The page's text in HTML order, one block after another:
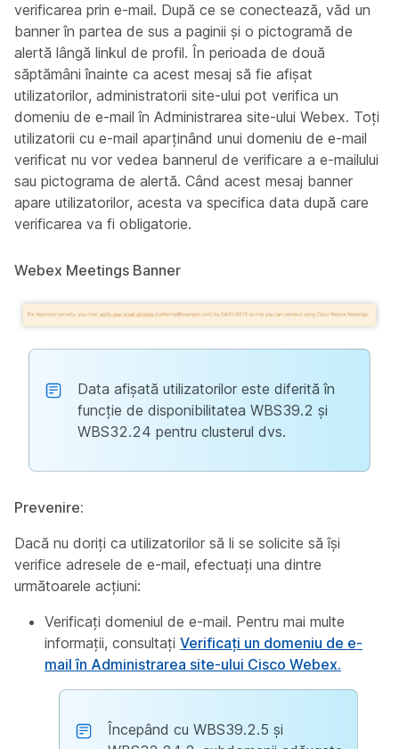
verificarea prin e-mail. După ce se conectează, văd un
banner în partea de sus a paginii și o pictogramă de
alertă lângă linkul de profil. În perioada de două
săptămâni înainte ca acest mesaj să fie afișat
utilizatorilor, administratorii site-ului pot verifica un
domeniu de e-mail în Administrarea site-ului Webex. Toți
utilizatorii cu e-mail aparținând unui domeniu de e-mail
verificat nu vor vedea bannerul de verificare a e-mailului
sau pictograma de alertă. Când acest mesaj banner
apare utilizatorilor, acesta va specifica data după care
verificarea va fi obligatorie.
Webex Meetings Banner
Data afișată utilizatorilor este diferită în
funcție de disponibilitatea WBS39.2 și
WBS32.24 pentru clusterul dvs.
Prevenire:
Dacă nu doriți ca utilizatorilor să li se solicite să își
verifice adresele de e-mail, efectuați una dintre
următoarele acțiuni:
Verificați domeniul de e-mail. Pentru mai multe
informații, consultați Verificați un domeniu de e-
mail în Administrarea site-ului Cisco Webex.
Începând cu WBS39.2.5 și